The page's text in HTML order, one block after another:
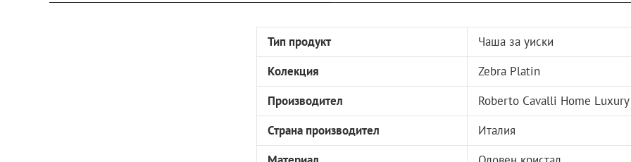
Тип продукт
Чаша за уиски
Колекция
Zebra Platin
Производител
Roberto Cavalli Home Luxury
Страна производител
Италия